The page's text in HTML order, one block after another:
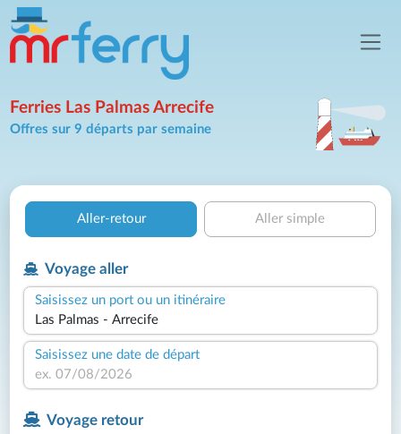
Ferries Las Palmas Arrecife
Offres sur 9 départs par semaine
Aller-retour Aller simple
Voyage aller
Saisissez un port ou un itinéraire
Saisissez une date de départ
Voyage retour